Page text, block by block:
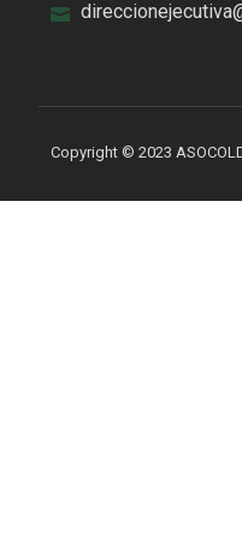
Copyright © 2023